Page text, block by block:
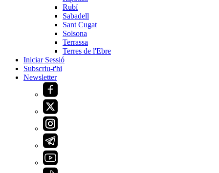
Rubí
Sabadell
Sant Cugat
Solsona
Terrassa
Terres de l'Ebre
Iniciar Sessió
Subscriu-t'hi
Newsletter